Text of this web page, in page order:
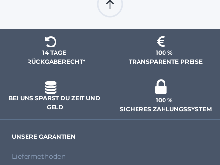
14 TAGE
  RÜCKGABERECHT*
100 %
TRANSPARENTE PREISE
BEI UNS SPARST DU ZEIT UND
GELD
100 %
SICHERES ZAHLUNGSSYSTEM
UNSERE GARANTIEN
Liefermethoden